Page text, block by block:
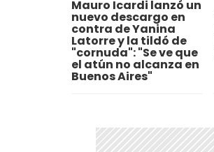
Mauro Icardi lanzó un
nuevo descargo en
contra de Yanina
Latorre y la tildó de
"cornuda": "Se ve que
el atún no alcanza en
Buenos Aires"